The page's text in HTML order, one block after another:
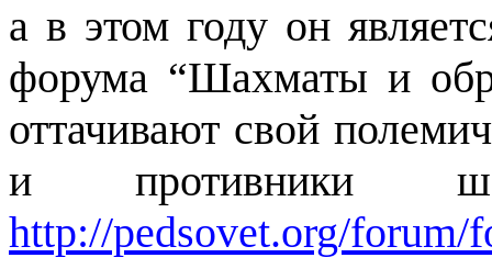
а в этом году он
форума “Шахматы и
оттачивают свой
и противники
http://pedsovet.org/forum/